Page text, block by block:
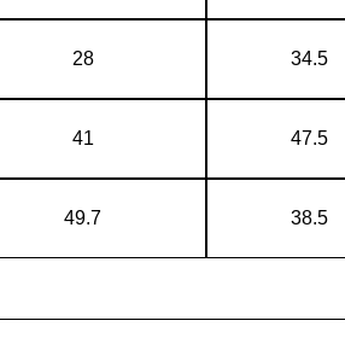
28 34.5
41 47.5
49.7 38.5